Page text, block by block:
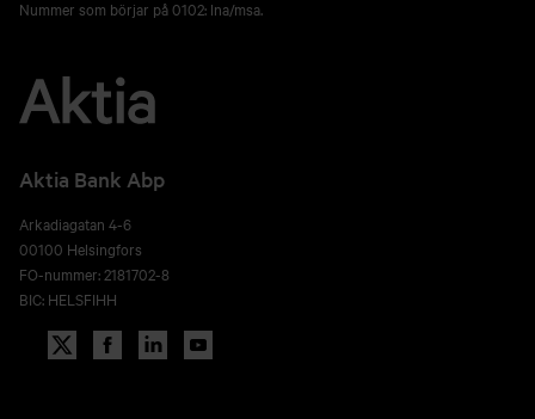
Nummer som börjar på 0102: lna/msa.
Aktia Bank Abp
Arkadiagatan 4-6
00100 Helsingfors
FO-nummer: 2181702-8
BIC: HELSFIHH